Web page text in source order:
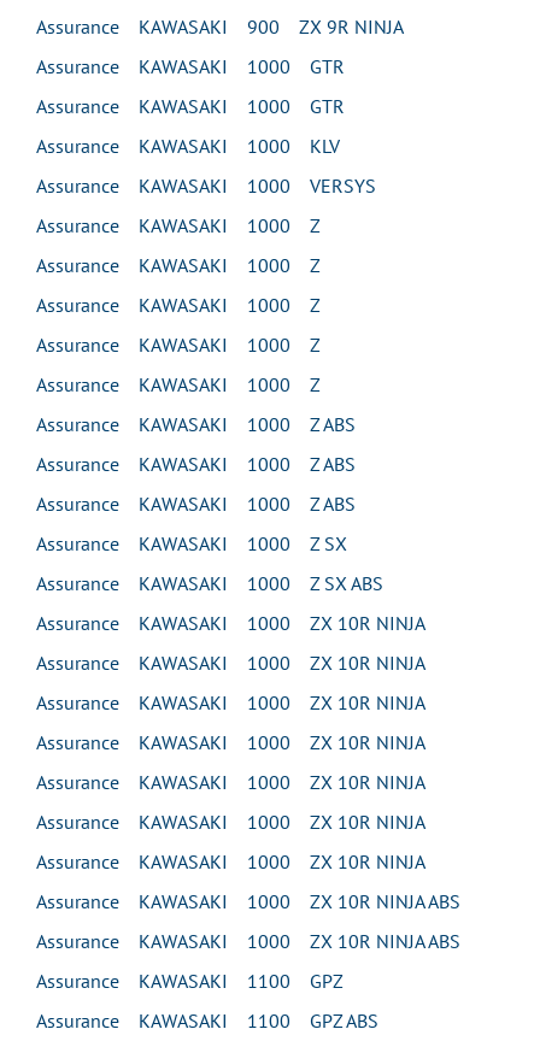
Assurance KAWASAKI 900 ZX 9R NINJA
Assurance KAWASAKI 1000 GTR
Assurance KAWASAKI 1000 GTR
Assurance KAWASAKI 1000 KLV
Assurance KAWASAKI 1000 VERSYS
Assurance KAWASAKI 1000 Z
Assurance KAWASAKI 1000 Z
Assurance KAWASAKI 1000 Z
Assurance KAWASAKI 1000 Z
Assurance KAWASAKI 1000 Z
Assurance KAWASAKI 1000 Z ABS
Assurance KAWASAKI 1000 Z ABS
Assurance KAWASAKI 1000 Z ABS
Assurance KAWASAKI 1000 Z SX
Assurance KAWASAKI 1000 Z SX ABS
Assurance KAWASAKI 1000 ZX 10R NINJA
Assurance KAWASAKI 1000 ZX 10R NINJA
Assurance KAWASAKI 1000 ZX 10R NINJA
Assurance KAWASAKI 1000 ZX 10R NINJA
Assurance KAWASAKI 1000 ZX 10R NINJA
Assurance KAWASAKI 1000 ZX 10R NINJA
Assurance KAWASAKI 1000 ZX 10R NINJA
Assurance KAWASAKI 1000 ZX 10R NINJA ABS
Assurance KAWASAKI 1000 ZX 10R NINJA ABS
Assurance KAWASAKI 1100 GPZ
Assurance KAWASAKI 1100 GPZ ABS